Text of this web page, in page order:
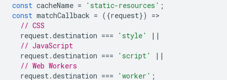
const cacheName = 'static-resources' ;
const matchCallback = ({request}) =
// CSS
request.destination === 'style'
||
// JavaScript
request.destination === 'script'
||
// Web Workers
request.destination === 'worker' ;